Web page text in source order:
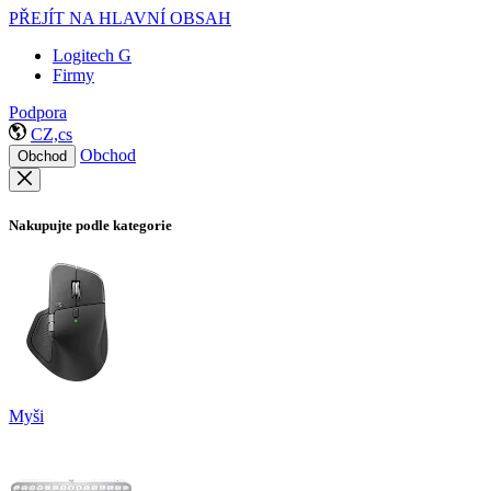
PŘEJÍT NA HLAVNÍ OBSAH
Logitech G
Firmy
Podpora
CZ,cs
Obchod Obchod
Nakupujte podle kategorie
Myši